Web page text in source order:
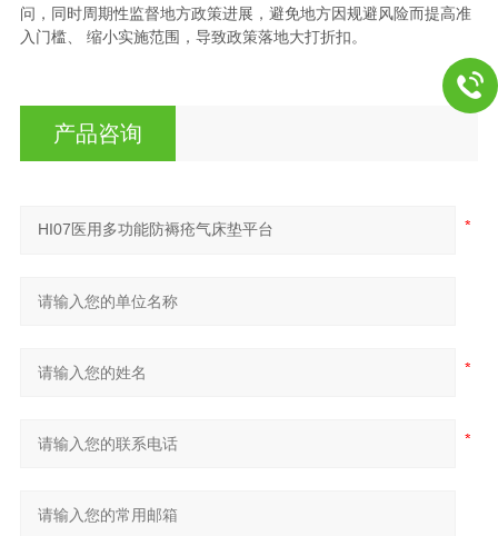
问，同时周期性监督地方政策进展，避免地方因规避风险而提高准
入门槛、 缩小实施范围，导致政策落地大打折扣。
产品咨询